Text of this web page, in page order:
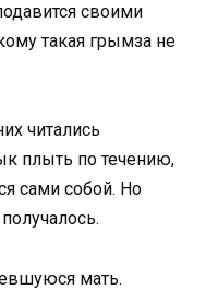
своими
такая грымза не
читались
плыть по течению,
сами собой. Но
мать.